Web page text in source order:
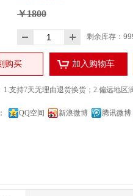
￥1800
剩余库存：
购买 加入购物车
1.支持7天无理由退货换货；2.偏远地区
QQ空间 新浪微博 腾讯微博